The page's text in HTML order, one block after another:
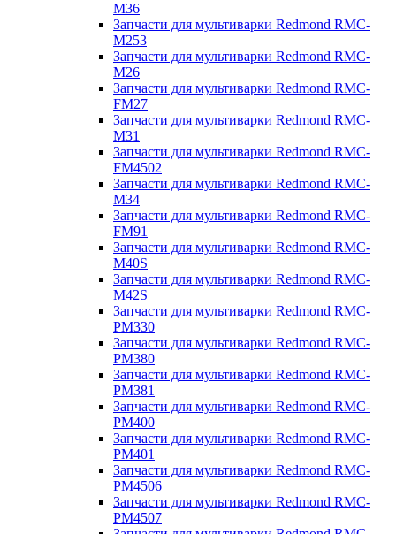
M36
Запчасти для мультиварки Redmond RMC-
M253
Запчасти для мультиварки Redmond RMC-
M26
Запчасти для мультиварки Redmond RMC-
FM27
Запчасти для мультиварки Redmond RMC-
M31
Запчасти для мультиварки Redmond RMC-
FM4502
Запчасти для мультиварки Redmond RMC-
M34
Запчасти для мультиварки Redmond RMC-
FM91
Запчасти для мультиварки Redmond RMC-
M40S
Запчасти для мультиварки Redmond RMC-
M42S
Запчасти для мультиварки Redmond RMC-
PM330
Запчасти для мультиварки Redmond RMC-
PM380
Запчасти для мультиварки Redmond RMC-
PM381
Запчасти для мультиварки Redmond RMC-
PM400
Запчасти для мультиварки Redmond RMC-
PM401
Запчасти для мультиварки Redmond RMC-
PM4506
Запчасти для мультиварки Redmond RMC-
PM4507